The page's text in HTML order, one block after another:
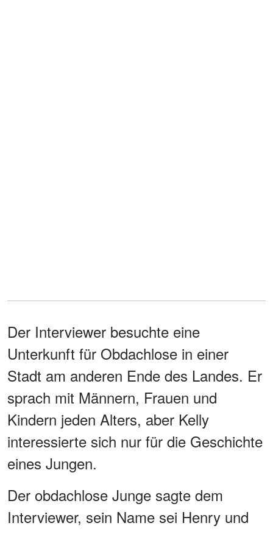
Der Interviewer besuchte eine
Unterkunft für Obdachlose in einer
Stadt am anderen Ende des Landes. Er
sprach mit Männern, Frauen und
Kindern jeden Alters, aber Kelly
interessierte sich nur für die Geschichte
eines Jungen.
Der obdachlose Junge sagte dem
Interviewer, sein Name sei Henry und